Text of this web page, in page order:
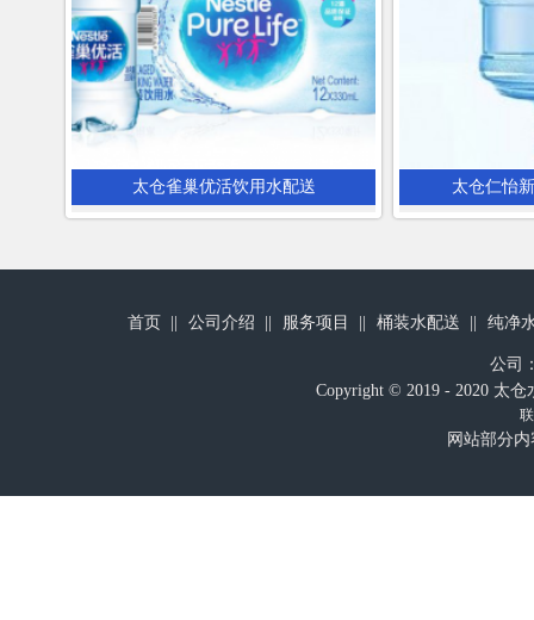
太仓雀巢优活饮用水配送 太仓仁怡
首页 公司介绍 服务项目 桶装水配送 纯净
公司
Copyright © 2019 - 2020 太
网站部分